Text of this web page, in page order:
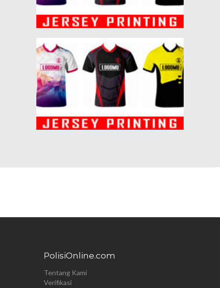
PolisiOnline.com
Tentang Kami
Verifikasi